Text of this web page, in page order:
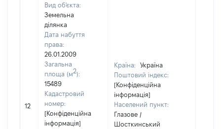
12
Вид об'єкта:
Земельна
ділянка
Дата набуття
права:
26.01.2009
Загальна
площа (м2):
15489
Кадастровий
номер:
[Конфіденційна
інформація]
Країна:
Україна
Поштовий індекс:
[Конфіденційна
інформація]
Населений пункт:
Глазове /
Шосткинський